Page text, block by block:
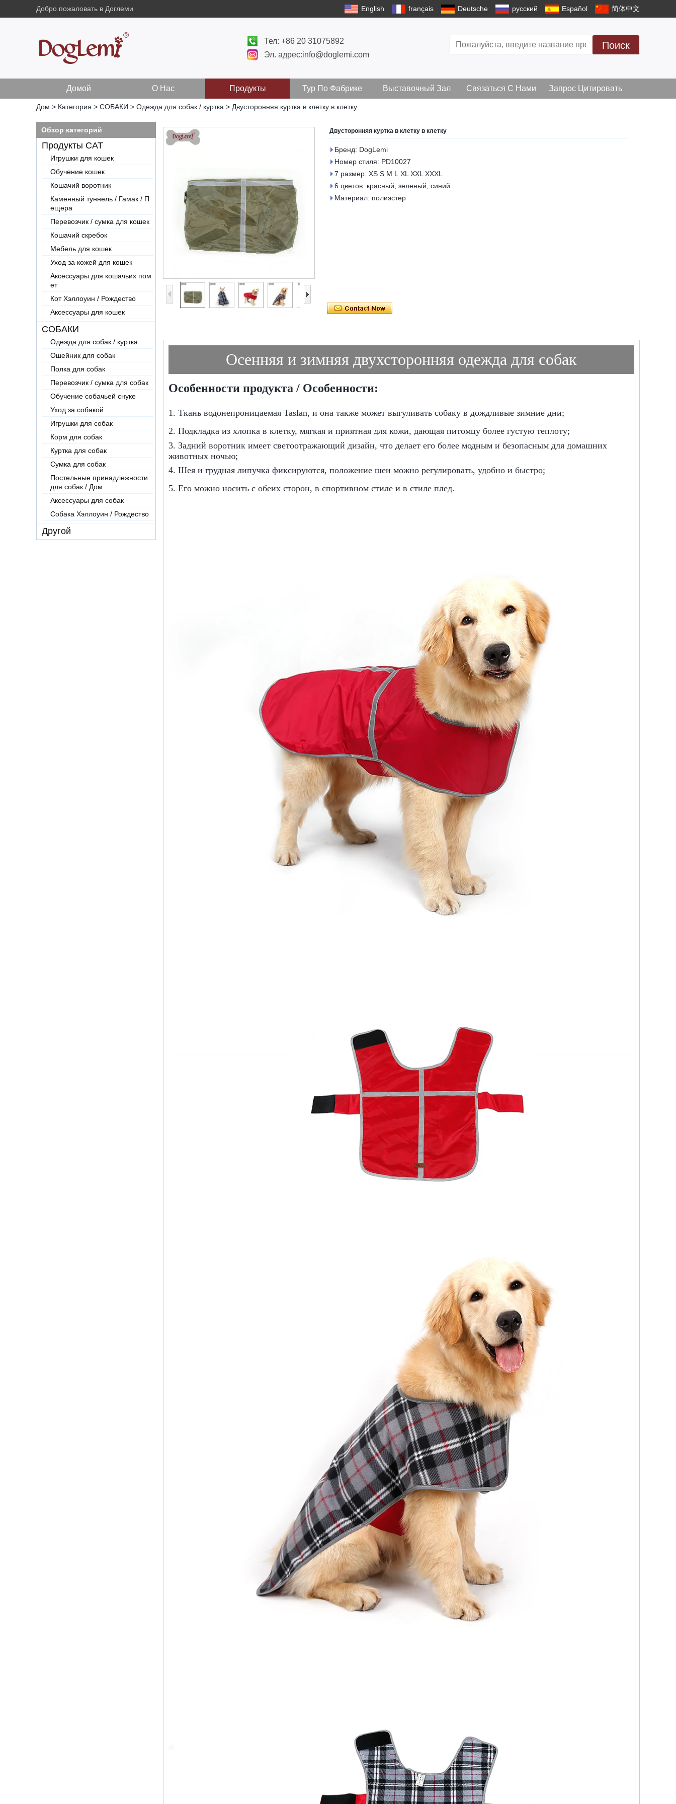
Добро пожаловать в Доглеми English français Deutsche русский Español 简体中文
Тел: +86 20 31075892
Эл. адрес:info@doglemi.com
Поиск
Домой О Нас Продукты Тур По Фабрике Выставочный Зал Связаться С Нами Запрос Цитировать
Дом > Категория > СОБАКИ > Одежда для собак / куртка > Двусторонняя куртка в клетку в клетку
Обзор категорий
Продукты CAT
Игрушки для кошек
Обучение кошек
Кошачий воротник
Каменный туннель / Гамак / П
ещера
Перевозчик / сумка для кошек
Кошачий скребок
Мебель для кошек
Уход за кожей для кошек
Аксессуары для кошачьих пом
ет
Кот Хэллоуин / Рождество
Аксессуары для кошек
СОБАКИ
Одежда для собак / куртка
Ошейник для собак
Полка для собак
Перевозчик / сумка для собак
Обучение собачьей снуке
Уход за собакой
Игрушки для собак
Корм для собак
Куртка для собак
Сумка для собак
Постельные принадлежности
для собак / Дом
Аксессуары для собак
Собака Хэллоуин / Рождество
Другой
Двусторонняя куртка в клетку в клетку
Бренд: DogLemi
Номер стиля: PD10027
7 размер: XS S M L XL XXL XXXL
6 цветов: красный, зеленый, синий
Материал: полиэстер
Осенняя и зимняя двухсторонняя одежда для собак
Особенности продукта / Особенности:
1. Ткань водонепроницаемая Taslan, и она также может выгуливать собаку в дождливые зимние дни;
2. Подкладка из хлопка в клетку, мягкая и приятная для кожи, дающая питомцу более густую теплоту;
3. Задний воротник имеет светоотражающий дизайн, что делает его более модным и безопасным для домашних
животных ночью;
4. Шея и грудная липучка фиксируются, положение шеи можно регулировать, удобно и быстро;
5. Его можно носить с обеих сторон, в спортивном стиле и в стиле плед.